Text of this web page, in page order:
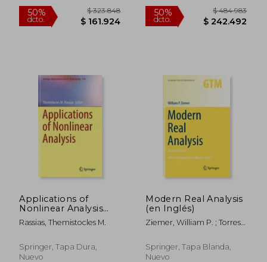
50%
Applications of
Nonlinear Analysis
(en Inglés)
Rassias, Themistocles M.
Springer, Tapa Dura,
Nuevo
Modern Real Analysis
(en Inglés)
Ziemer, William P. ; Torres,
Springer, Tapa Blanda,
Nuevo